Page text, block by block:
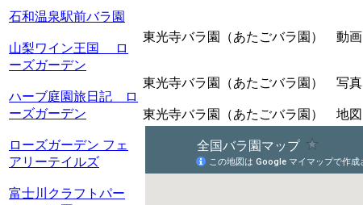
石和温泉駅前バラ園
山梨ワイン王国 ロ
ーズガーデン
ハーブ庭園旅日記 ロ
ーズガーデン
ローズガーデン フェ
アリーテイルズ
富士川クラフトパー
東光寺バラ園（あたごバラ園） 動画
東光寺バラ園（あたごバラ園） 写真
東光寺バラ園（あたごバラ園） 地図